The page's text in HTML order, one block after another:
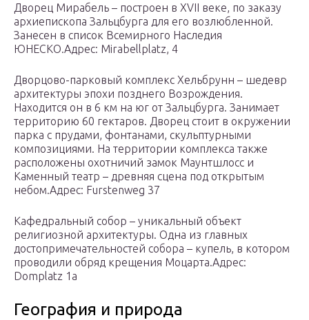
Дворец Мирабель – построен в XVII веке, по заказу
архиепископа Зальцбурга для его возлюбленной.
Занесен в список Всемирного Наследия
ЮНЕСКО.Адрес: Mirabellplatz, 4
Дворцово-парковый комплекс Хельбрунн – шедевр
архитектуры эпохи позднего Возрождения.
Находится он в 6 км на юг от Зальцбурга. Занимает
территорию 60 гектаров. Дворец стоит в окружении
парка с прудами, фонтанами, скульптурными
композициями. На территории комплекса также
расположены охотничий замок Маунтшлосс и
Каменный театр – древняя сцена под открытым
небом.Адрес: Furstenweg 37
Кафедральный собор – уникальный объект
религиозной архитектуры. Одна из главных
достопримечательностей собора – купель, в котором
проводили обряд крещения Моцарта.Адрес:
Domplatz 1a
География и природа